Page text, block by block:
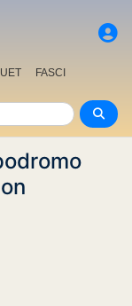
FASCI